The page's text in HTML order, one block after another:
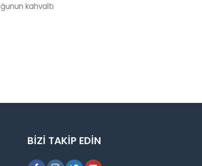
kahvaltı
BİZİ TAKİP EDİN